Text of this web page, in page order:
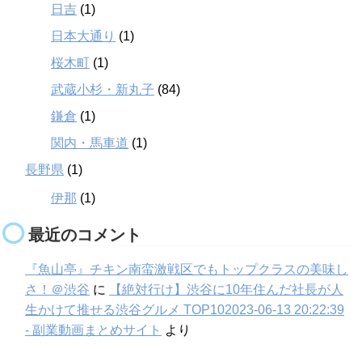
日吉 (1)
日本大通り (1)
桜木町 (1)
武蔵小杉・新丸子 (84)
鎌倉 (1)
関内・馬車道 (1)
長野県 (1)
伊那 (1)
最近のコメント
『魚山亭』チキン南蛮激戦区でもトップクラスの美味し
さ！＠渋谷 に
【絶対行け】渋谷に10年住んだ社長が人
生かけて推せる渋谷グルメ TOP102023-06-13 20:22:39
- 副業動画まとめサイト より